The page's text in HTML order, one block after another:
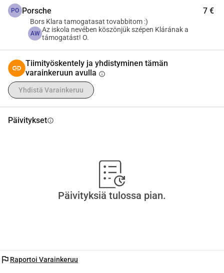
PO Porsche 7 €
Bors Klara tamogatasat tovabbitom :)
AW Az iskola nevében köszönjük szépen Klárának a
támogatást! O.
Tiimityöskentely ja yhdistyminen tämän
varainkeruun avulla info
Yhdistä Varainkeruu
Päivityksetinfo
Päivityksiä tulossa pian.
flag Raportoi Varainkeruu